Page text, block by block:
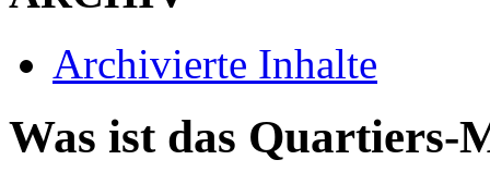
Archivierte Inhalte
Was ist das Quartiers-